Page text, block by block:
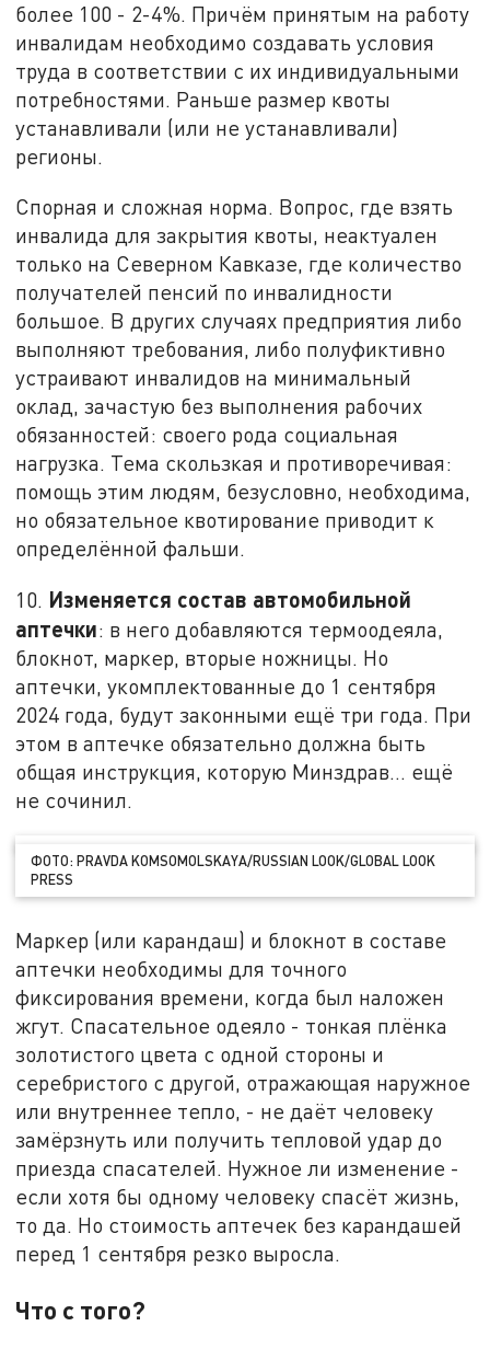
более 100 - 2-4%. Причём принятым на работу
инвалидам необходимо создавать условия
труда в соответствии с их индивидуальными
потребностями. Раньше размер квоты
устанавливали (или не устанавливали)
регионы.
Спорная и сложная норма. Вопрос, где взять
инвалида для закрытия квоты, неактуален
только на Северном Кавказе, где количество
получателей пенсий по инвалидности
большое. В других случаях предприятия либо
выполняют требования, либо полуфиктивно
устраивают инвалидов на минимальный
оклад, зачастую без выполнения рабочих
обязанностей: своего рода социальная
нагрузка. Тема скользкая и противоречивая:
помощь этим людям, безусловно, необходима,
но обязательное квотирование приводит к
определённой фальши.
10. Изменяется состав автомобильной
аптечки: в него добавляются термоодеяла,
блокнот, маркер, вторые ножницы. Но
аптечки, укомплектованные до 1 сентября
2024 года, будут законными ещё три года. При
этом в аптечке обязательно должна быть
общая инструкция, которую Минздрав… ещё
не сочинил.
ФОТО: PRAVDA KOMSOMOLSKAYA/RUSSIAN LOOK/GLOBAL LOOK
PRESS
Маркер (или карандаш) и блокнот в составе
аптечки необходимы для точного
фиксирования времени, когда был наложен
жгут. Спасательное одеяло - тонкая плёнка
золотистого цвета с одной стороны и
серебристого с другой, отражающая наружное
или внутреннее тепло, - не даёт человеку
замёрзнуть или получить тепловой удар до
приезда спасателей. Нужное ли изменение -
если хотя бы одному человеку спасёт жизнь,
то да. Но стоимость аптечек без карандашей
перед 1 сентября резко выросла.
Что с того?